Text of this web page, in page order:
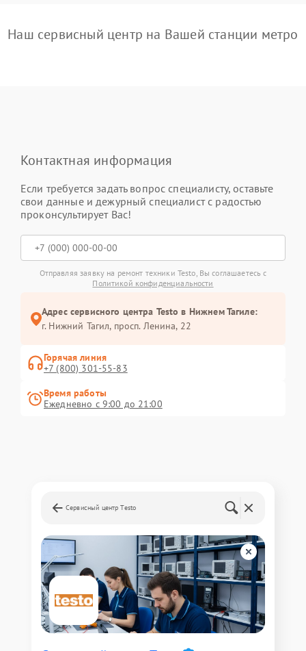
Наш сервисный центр на Вашей станции метро
Контактная информация
Если требуется задать вопрос специалисту, оставьте
свои данные и дежурный специалист с радостью
проконсультирует Вас!
Отправляя заявку на ремонт техники Testo, Вы соглашаетесь с
Политикой конфиденциальности
Адрес сервисного центра Testo в Нижнем Тагиле:
г. Нижний Тагил, просп. Ленина, 22
Горячая линия
+7 (800) 301-55-83
Время работы
Ежедневно с 9:00 до 21:00
Сервисный центр Testo